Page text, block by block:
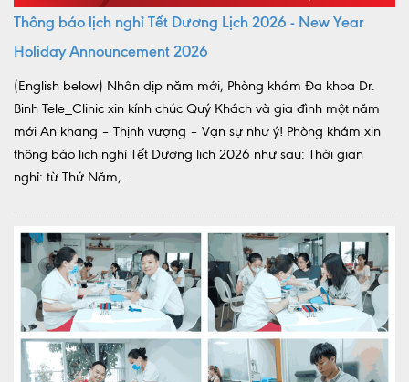
Thông báo lịch nghỉ Tết Dương Lịch 2026 - New Year
Holiday Announcement 2026
(English below) Nhân dịp năm mới, Phòng khám Đa khoa Dr.
Binh Tele_Clinic xin kính chúc Quý Khách và gia đình một năm
mới An khang – Thịnh vượng – Vạn sự như ý! Phòng khám xin
thông báo lịch nghỉ Tết Dương lịch 2026 như sau: Thời gian
nghỉ: từ Thứ Năm,...